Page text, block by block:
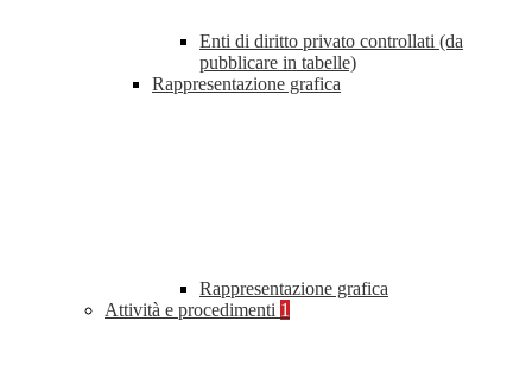
Enti di diritto privato controllati (da
pubblicare in tabelle)
Rappresentazione grafica
Rappresentazione grafica
Attività e procedimenti 1